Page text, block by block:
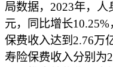
局数据，2023年，
元，同比增长
保费收入达到2.76万
寿险保费收入分别为